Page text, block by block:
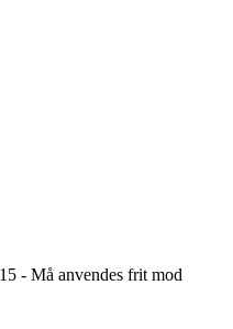
- Må anvendes frit mod